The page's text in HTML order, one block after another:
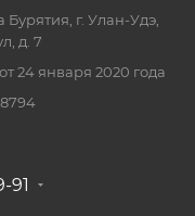
г. Улан-Удэ,
д. 7
24 января 2020 года
91